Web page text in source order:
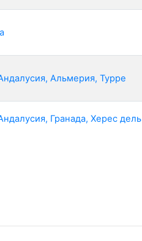
Альмерия, Турре
Гранада, Херес дель